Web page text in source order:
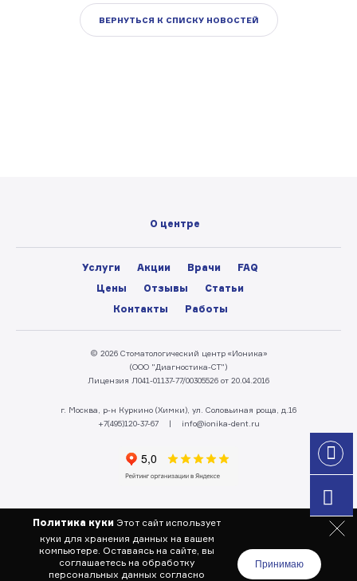
ВЕРНУТЬСЯ К СПИСКУ НОВОСТЕЙ
О центре
Услуги Акции Врачи
FAQ
Цены
Отзывы
Статьи
Контакты
Работы
© 2026 Стоматологический центр «Ионика»
(ООО "Диагностика-СТ")
Лицензия Л041-01137-77/00305526 от 20.04.2016
г. Москва, р-н Куркино (Химки), ул. Соловьиная роща, д.16
+7(495)120-37-67
| info@ionika-dent.ru
Политика куки Этот сайт использует
куки для хранения данных на вашем
компьютере. Оставаясь на сайте, вы
соглашаетесь на обработку
персональных данных согласно
Принимаю